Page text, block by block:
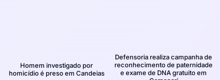
Homem investigado por
homicídio é preso em Candeias
Defensoria realiza campanha de
reconhecimento de paternidade
e exame de DNA gratuito em